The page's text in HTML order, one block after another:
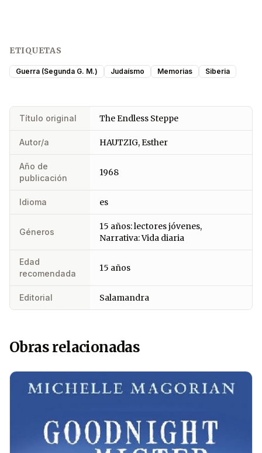
ETIQUETAS
Guerra (Segunda G. M.) Judaísmo Memorias Siberia
Título original The Endless Steppe
Autor/a HAUTZIG, Esther
Año de
publicación
1968
Idioma es
Géneros
15 años: lectores jóvenes,
Narrativa: Vida diaria
Edad
recomendada
15 años
Editorial Salamandra
Obras relacionadas